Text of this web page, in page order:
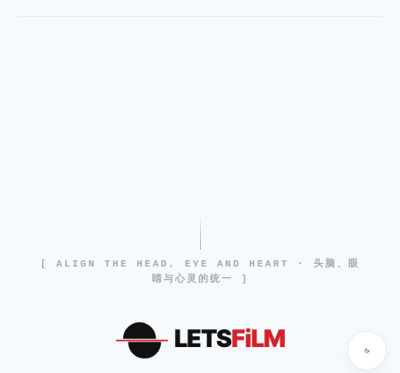
[ ALIGN THE HEAD, EYE AND HEART · 头脑、眼
睛与心灵的统一 ]
LETSFiLM